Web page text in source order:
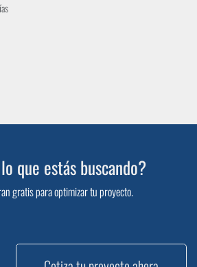
que estás buscando?
gratis para optimizar tu proyecto.